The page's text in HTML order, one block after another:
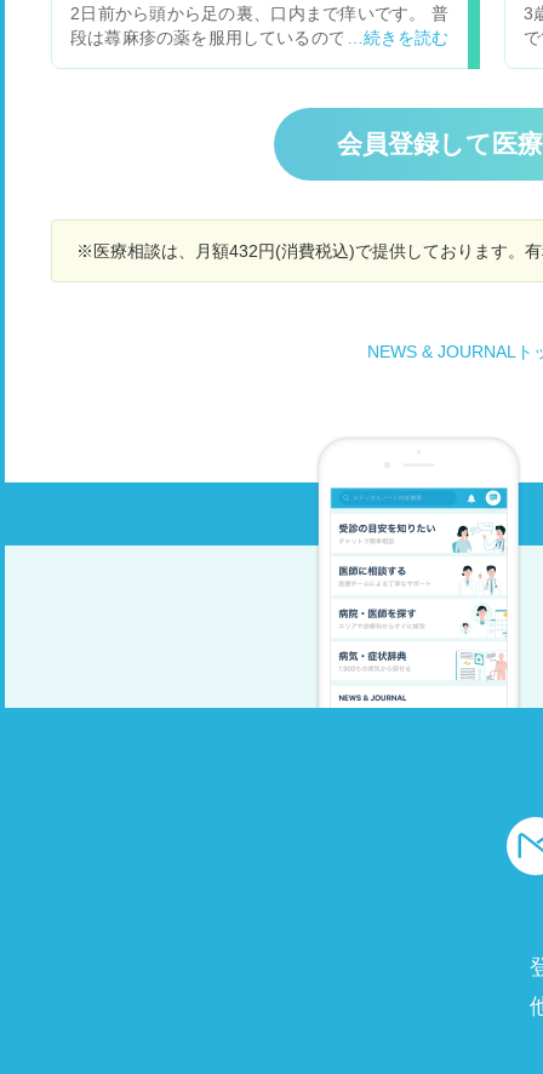
たら死ぬっていうのは本当なんでしょうか？都市
伝説ですか？
2日前から頭から足の裏、口内まで痒いです。 普
段は蕁麻疹の薬を服用しているのですが、普段通
た後に若干気持ち悪くなります。卵は幼少期にア
レルギーで2年前に検査した際はアレルギーでは
3
会員登録して医
※医療相談は、月額432円(消費税込)で提供しております。
NEWS & JOURNALト